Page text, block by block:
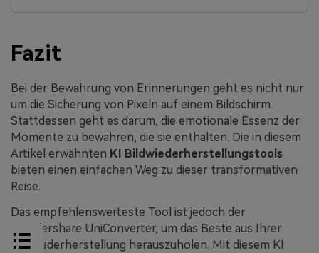
Fazit
Bei der Bewahrung von Erinnerungen geht es nicht nur
um die Sicherung von Pixeln auf einem Bildschirm.
Stattdessen geht es darum, die emotionale Essenz der
Momente zu bewahren, die sie enthalten. Die in diesem
Artikel erwähnten KI Bildwiederherstellungstools
bieten einen einfachen Weg zu dieser transformativen
Reise.
Das empfehlenswerteste Tool ist jedoch der
Wondershare UniConverter, um das Beste aus Ihrer
Bildwiederherstellung herauszuholen. Mit diesem KI